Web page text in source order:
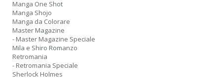
Manga One Shot
Manga Shojo
Manga da Colorare
Master Magazine
- Master Magazine Speciale
Mila e Shiro Romanzo
Retromania
- Retromania Speciale
Sherlock Holmes